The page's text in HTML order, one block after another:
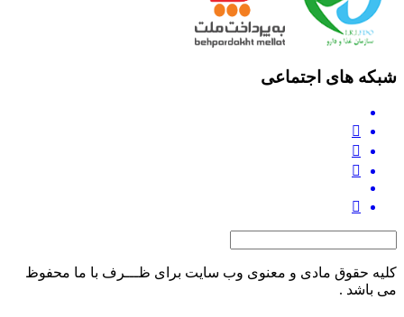
شبکه های اجتماعی
کلیه حقوق مادی و معنوی وب‌ سایت برای ظـــرف با ما محفوظ
می‌ باشد .